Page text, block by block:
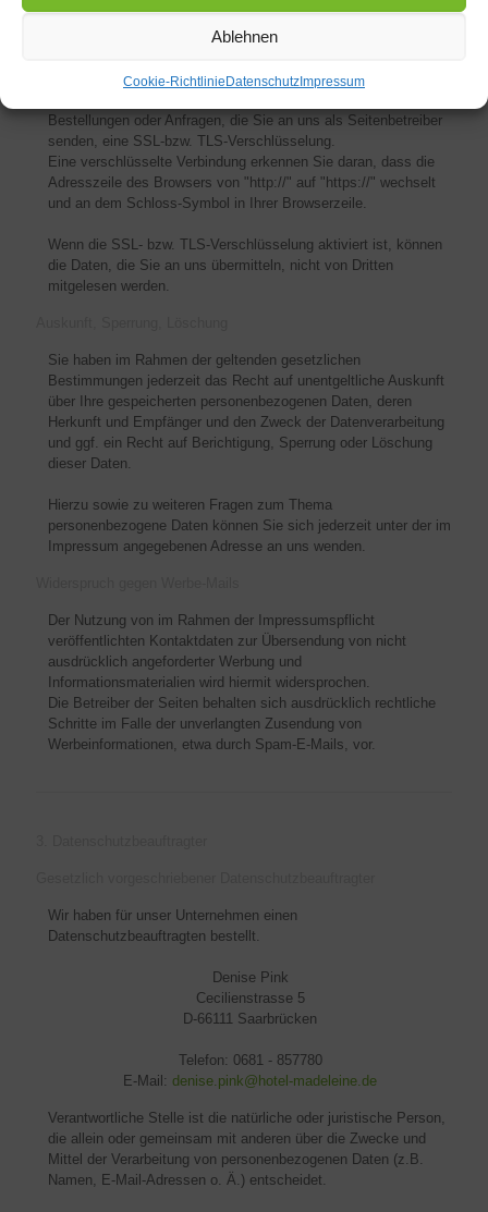
Ablehnen
Cookie-Richtlinie Datenschutz Impressum
SSL- bzw. TLS-Verschlüsselung
Diese Seite nutzt aus Sicherheitsgründen und zum Schutz der
Bestellungen oder Anfragen, die Sie an uns als Seitenbetreiber
senden, eine SSL-bzw. TLS-Verschlüsselung.
Eine verschlüsselte Verbindung erkennen Sie daran, dass die
Adresszeile des Browsers von "http://" auf "https://" wechselt
und an dem Schloss-Symbol in Ihrer Browserzeile.
Wenn die SSL- bzw. TLS-Verschlüsselung aktiviert ist, können
die Daten, die Sie an uns übermitteln, nicht von Dritten
mitgelesen werden.
Sie haben im Rahmen der geltenden gesetzlichen
Bestimmungen jederzeit das Recht auf unentgeltliche Auskunft
über Ihre gespeicherten personenbezogenen Daten, deren
Herkunft und Empfänger und den Zweck der Datenverarbeitung
und ggf. ein Recht auf Berichtigung, Sperrung oder Löschung
dieser Daten.
Hierzu sowie zu weiteren Fragen zum Thema
personenbezogene Daten können Sie sich jederzeit unter der im
Impressum angegebenen Adresse an uns wenden.
Der Nutzung von im Rahmen der Impressumspflicht
veröffentlichten Kontaktdaten zur Übersendung von nicht
ausdrücklich angeforderter Werbung und
Informationsmaterialien wird hiermit widersprochen.
Die Betreiber der Seiten behalten sich ausdrücklich rechtliche
Schritte im Falle der unverlangten Zusendung von
Werbeinformationen, etwa durch Spam-E-Mails, vor.
Wir haben für unser Unternehmen einen
Datenschutzbeauftragten bestellt.
Denise Pink
Cecilienstrasse 5
D-66111 Saarbrücken
Telefon: 0681 - 857780
E-Mail:denise.pink@hotel-madeleine.de
Verantwortliche Stelle ist die natürliche oder juristische Person,
die allein oder gemeinsam mit anderen über die Zwecke und
Mittel der Verarbeitung von personenbezogenen Daten (z.B.
Namen, E-Mail-Adressen o. Ä.) entscheidet.